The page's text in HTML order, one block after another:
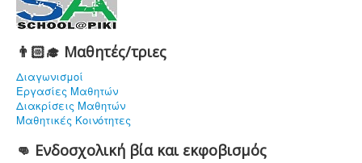
👨🏻‍🎓 Μαθητές/τριες
Διαγωνισμοί
Εργασίες Μαθητών
Διακρίσεις Μαθητών
Μαθητικές Κοινότητες
👊 Ενδοσχολική βία και εκφοβισμός